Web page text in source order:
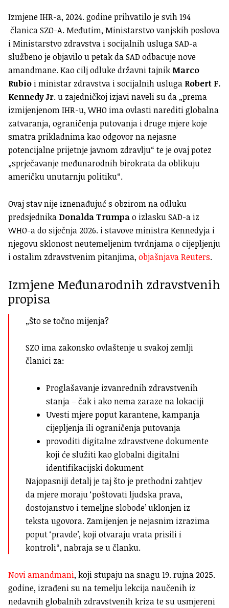
Izmjene IHR-a, 2024. godine prihvatilo je svih 194
članica SZO-A. Međutim, Ministarstvo vanjskih poslova
i Ministarstvo zdravstva i socijalnih usluga SAD-a
službeno je objavilo u petak da SAD odbacuje nove
amandmane. Kao cilj odluke državni tajnik Marco
Rubio i ministar zdravstva i socijalnih usluga Robert F.
Kennedy Jr. u zajedničkoj izjavi naveli su da „prema
izmijenjenom IHR-u, WHO ima ovlasti narediti globalna
zatvaranja, ograničenja putovanja i druge mjere koje
smatra prikladnima kao odgovor na nejasne
potencijalne prijetnje javnom zdravlju“ te je ovaj potez
„sprječavanje međunarodnih birokrata da oblikuju
američku unutarnju politiku“.
Ovaj stav nije iznenađujuć s obzirom na odluku
predsjednika Donalda Trumpao izlasku SAD-a iz
WHO-a do siječnja 2026. i stavove ministra Kennedyja i
njegovu sklonost neutemeljenim tvrdnjama o cijepljenju
i ostalim zdravstvenim pitanjima, objašnjava Reuters.
Izmjene Međunarodnih zdravstvenih
propisa
„Što se točno mijenja?
SZO ima zakonsko ovlaštenje u svakoj zemlji
članici za:
Proglašavanje izvanrednih zdravstvenih
stanja – čak i ako nema zaraze na lokaciji
Uvesti mjere poput karantene, kampanja
cijepljenja ili ograničenja putovanja
provoditi digitalne zdravstvene dokumente
koji će služiti kao globalni digitalni
identifikacijski dokument
Najopasniji detalj je taj što je prethodni zahtjev
da mjere moraju ‘poštovati ljudska prava,
dostojanstvo i temeljne slobode’ uklonjen iz
teksta ugovora. Zamijenjen je nejasnim izrazima
poput ‘pravde’, koji otvaraju vrata prisili i
kontroli“, nabraja se u članku.
Novi amandmani, koji stupaju na snagu 19. rujna 2025.
godine, izrađeni su na temelju lekcija naučenih iz
nedavnih globalnih zdravstvenih kriza te su usmjereni